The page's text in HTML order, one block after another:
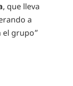
, que lleva
a
el grupo”